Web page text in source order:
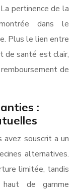
pertinence de la
dans le
Plus le lien entre
de santé est clair,
de
:
avez souscrit a un
alternatives.
limitée, tandis
de gamme